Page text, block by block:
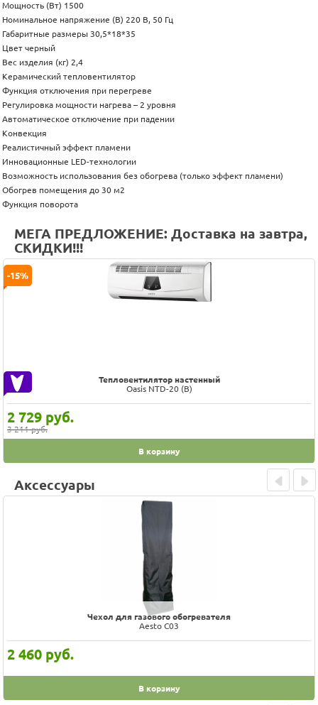
Мощность (Вт) 1500
Номинальное напряжение (В) 220 В, 50 Гц
Габаритные размеры 30,5*18*35
Цвет черный
Вес изделия (кг) 2,4
Керамический тепловентилятор
Функция отключения при перегреве
Регулировка мощности нагрева – 2 уровня
Автоматическое отключение при падении
Конвекция
Реалистичный эффект пламени
Инновационные LED-технологии
Возможность использования без обогрева (только эффект пламени)
Обогрев помещения до 30 м2
Функция поворота
МЕГА ПРЕДЛОЖЕНИЕ: Доставка на завтра,
СКИДКИ!!!
Тепловентилятор настенный
Oasis NTD-20 (B)
2 729 руб.
3 211 руб.
-15%
В корзину
Аксессуары
Чехол для газового обогревателя
Aesto C03
2 460 руб.
В корзину
Prev Next